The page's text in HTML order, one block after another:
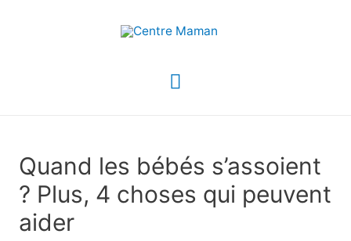
Menu
Quand les bébés s’assoient
? Plus, 4 choses qui peuvent
aider